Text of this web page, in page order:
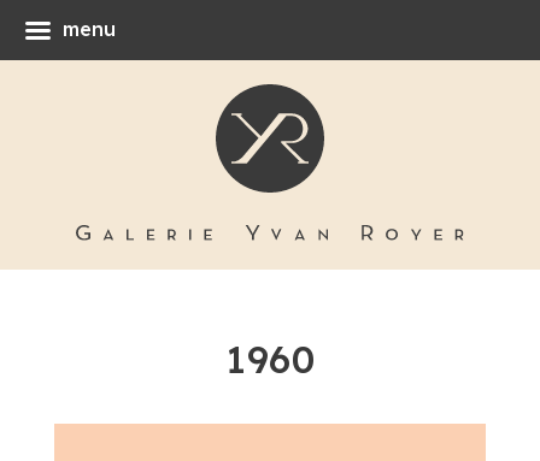
1960
menu